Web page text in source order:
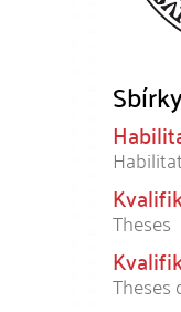
Theses
Theses